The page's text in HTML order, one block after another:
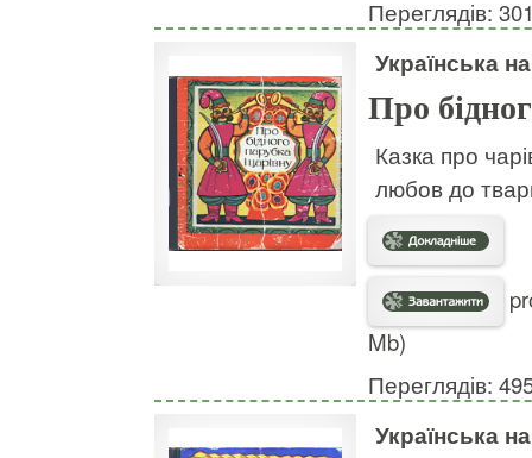
Переглядів:
Українська
Про
Казка про
любов до
Mb)
Переглядів:
Українська